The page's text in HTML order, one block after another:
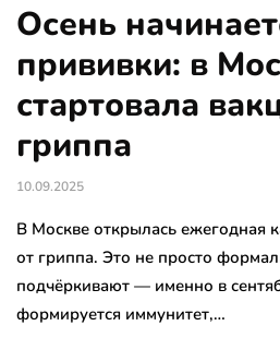
Осень
прививки: в
стартовала
гриппа
10.09.2025
В Москве открылась ежегодная
от гриппа. Это не просто
подчёркивают — именно в
формируется иммунитет,…